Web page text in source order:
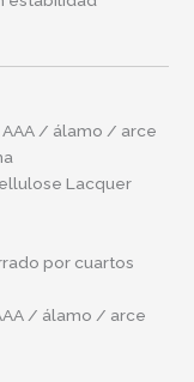
AAA / álamo / arce
Lacquer
por cuartos
/ álamo / arce